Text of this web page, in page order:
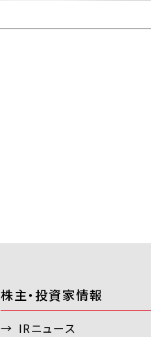
株主・投資家情報
IRニュース